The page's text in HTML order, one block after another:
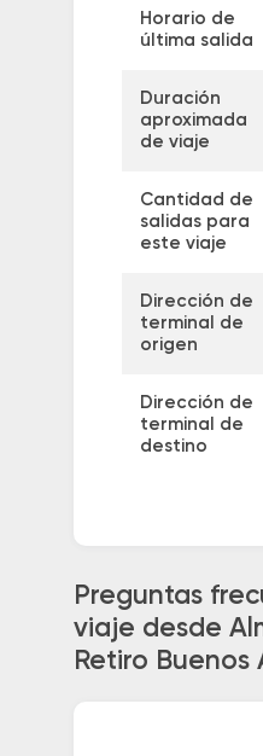
Horario de
última salida
Duración
aproximada
de viaje
Cantidad de
salidas para
este viaje
Dirección de
terminal de
origen
Dirección de
terminal de
destino
Preguntas
viaje desde
Retiro Buenos